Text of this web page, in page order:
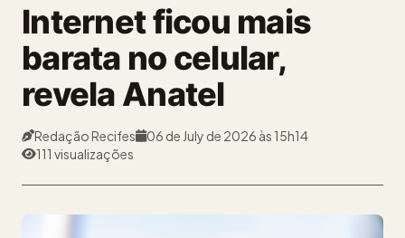
Internet ficou mais
barata no celular,
revela Anatel
Redação Recifes
06 de July de 2026 às 15h14
111 visualizações